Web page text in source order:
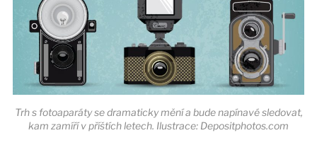
Trh s fotoaparáty se dramaticky mění a bude napínavé sledovat,
kam zamíří v příštích letech. Ilustrace: Depositphotos.com